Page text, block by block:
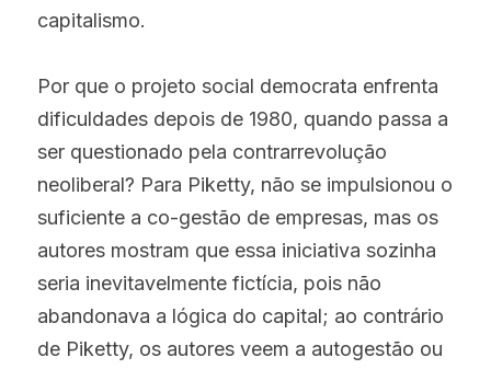
capitalismo.
Por que o projeto social democrata enfrenta
dificuldades depois de 1980, quando passa a
ser questionado pela contrarrevolução
neoliberal? Para Piketty, não se impulsionou o
suficiente a co-gestão de empresas, mas os
autores mostram que essa iniciativa sozinha
seria inevitavelmente fictícia, pois não
abandonava a lógica do capital; ao contrário
de Piketty, os autores veem a autogestão ou